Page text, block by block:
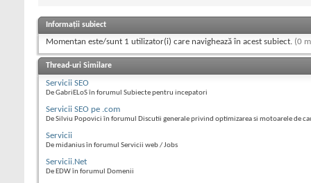
Informații subiect
Momentan este/sunt 1 utilizator(i) care navighează în acest subiect. (0
Thread-uri Similare
Servicii SEO
De GabriELoS în forumul Subiecte pentru incepatori
Servicii SEO pe .com
De Silviu Popovici în forumul Discutii generale privind optimizarea si motoarele de
Servicii
De midanius în forumul Servicii web / Jobs
Servicii.Net
De EDW în forumul Domenii